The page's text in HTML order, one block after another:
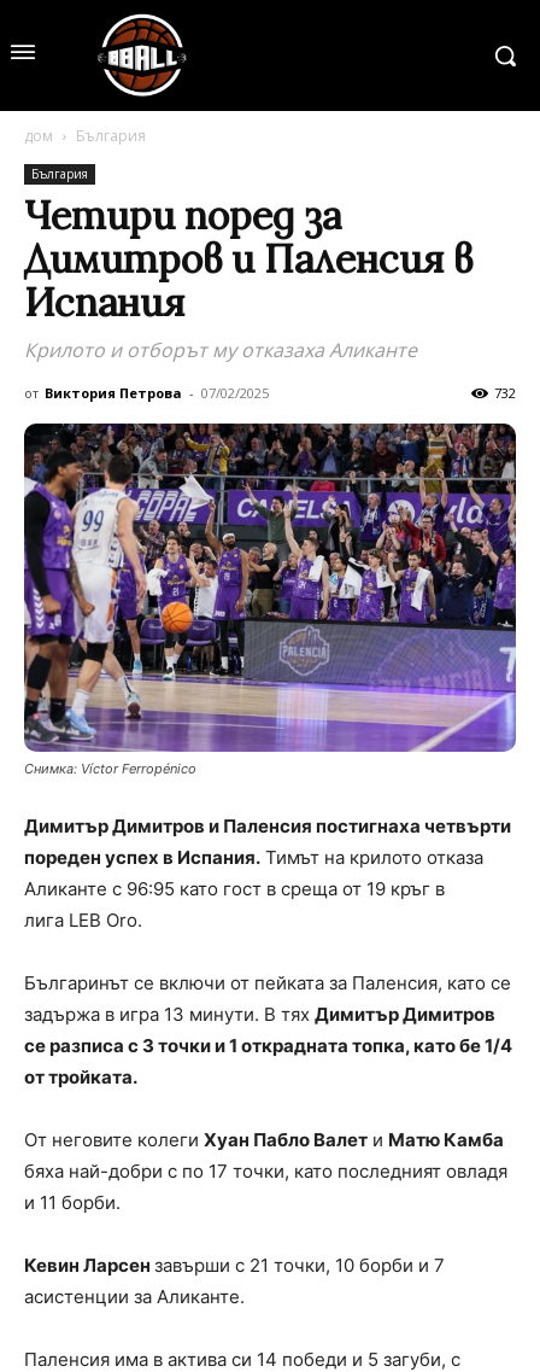
дом България
България
Четири поред за
Димитров и Паленсия в
Испания
Крилото и отборът му отказаха Аликанте
от Виктория Петрова - 07/02/2025 732
Снимка: Víctor Ferropénico
Димитър Димитров и Паленсия постигнаха четвърти
пореден успех в Испания. Тимът на крилото отказа
Аликанте с 96:95 като гост в среща от 19 кръг в
лига LEB Oro.
Българинът се включи от пейката за Паленсия, като се
задържа в игра 13 минути. В тях Димитър Димитров
се разписа с 3 точки и 1 открадната топка, като бе 1/4
от тройката.
От неговите колеги Хуан Пабло Валет и Матю Камба
бяха най-добри с по 17 точки, като последният овладя
и 11 борби.
Кевин Ларсен завърши с 21 точки, 10 борби и 7
асистенции за Аликанте.
Паленсия има в актива си 14 победи и 5 загуби, с